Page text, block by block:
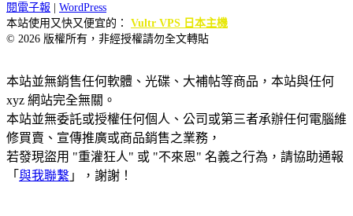
閱電子報
WordPress
本站使用又快又便宜的： Vultr VPS 日本主機
© 2026 版權所有，非經授權請勿全文轉貼
本站並無銷售任何軟體、光碟、大補帖等商品，本站與任何
xyz 網站完全無關。
本站並無委託或授權任何個人、公司或第三者承辦任何電腦維
修買賣、宣傳推廣或商品銷售之業務，
若發現盜用 "重灌狂人" 或 "不來恩" 名義之行為，請協助通報
「 與我聯繫 」，謝謝！